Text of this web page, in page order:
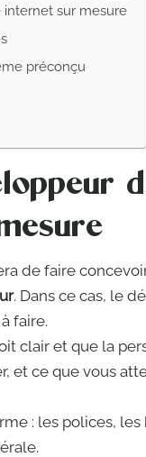
sur mesure
préconçu
de faire
. Dans ce cas, le
faire.
clair et que la
et ce que vous
: les polices,